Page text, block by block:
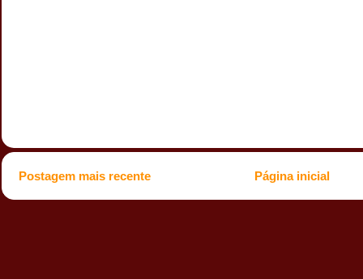
Postagem mais recente Página inicial